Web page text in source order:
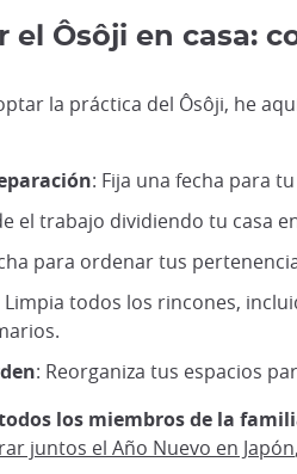
el Ôsôji en casa:
la práctica del Ôsôji, he
: Fija una fecha para
el trabajo dividiendo tu casa
para ordenar tus
Limpia todos los rincones,
: Reorganiza tus espacios
los miembros de la
juntos el Año Nuevo en Japón